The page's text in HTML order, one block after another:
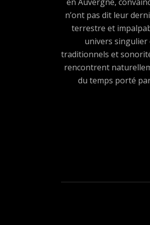
n’ont pas dit leur
terrestre et
univers
traditionnels et
rencontrent
du temps porté